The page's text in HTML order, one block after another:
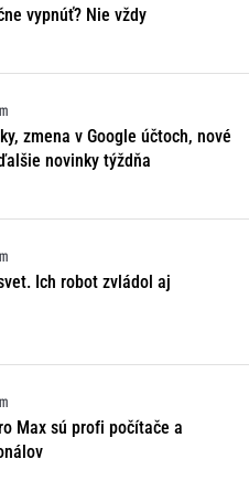
vypnúť? Nie vždy
zmena v Google účtoch, nové
novinky týždňa
Ich robot zvládol aj
Max sú profi počítače a